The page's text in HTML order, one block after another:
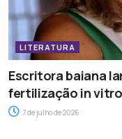
LITERATURA
Escritora baiana
fertilização in
7 de julho de 2026